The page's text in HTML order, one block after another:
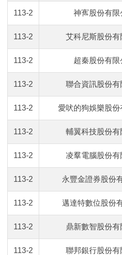
113-2 神寯股份有限
113-2 艾科尼斯股份有
113-2 超秦股份有限
113-2 聯合資訊股份有
113-2 愛吠的狗娛樂股份
113-2 輔翼科技股份有
113-2 凌羣電腦股份有
113-2 永豐金證券股份
113-2 邁達特數位股份
113-2 鼎新數智股份有
113-2 聯邦銀行股份有